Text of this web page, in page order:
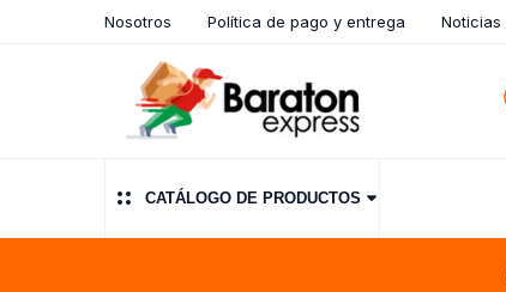
Nosotros Política de pago y entrega Noticias
CATÁLOGO DE PRODUCTOS